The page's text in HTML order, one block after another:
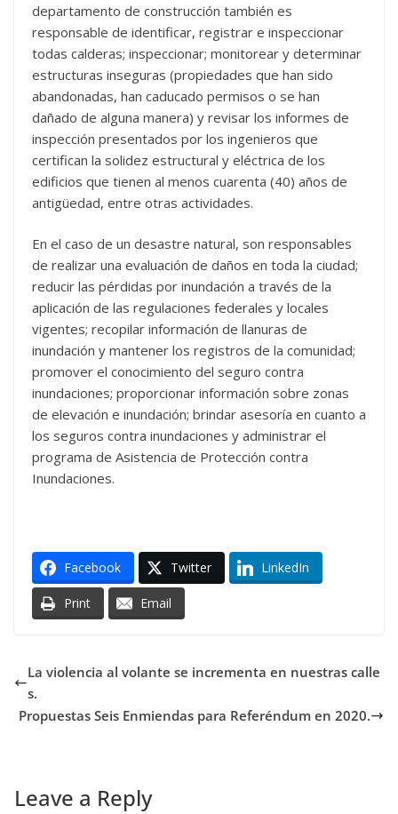
departamento de construcción también es
responsable de identificar, registrar e inspeccionar
todas calderas; inspeccionar; monitorear y determinar
estructuras inseguras (propiedades que han sido
abandonadas, han caducado permisos o se han
dañado de alguna manera) y revisar los informes de
inspección presentados por los ingenieros que
certifican la solidez estructural y eléctrica de los
edificios que tienen al menos cuarenta (40) años de
antigüedad, entre otras actividades.
En el caso de un desastre natural, son responsables
de realizar una evaluación de daños en toda la ciudad;
reducir las pérdidas por inundación a través de la
aplicación de las regulaciones federales y locales
vigentes; recopilar información de llanuras de
inundación y mantener los registros de la comunidad;
promover el conocimiento del seguro contra
inundaciones; proporcionar información sobre zonas
de elevación e inundación; brindar asesoría en cuanto a
los seguros contra inundaciones y administrar el
programa de Asistencia de Protección contra
Inundaciones.
Facebook Twitter LinkedIn
Print Email
La violencia al volante se incrementa en nuestras calle
s.
Propuestas Seis Enmiendas para Referéndum en 2020.
Leave a Reply